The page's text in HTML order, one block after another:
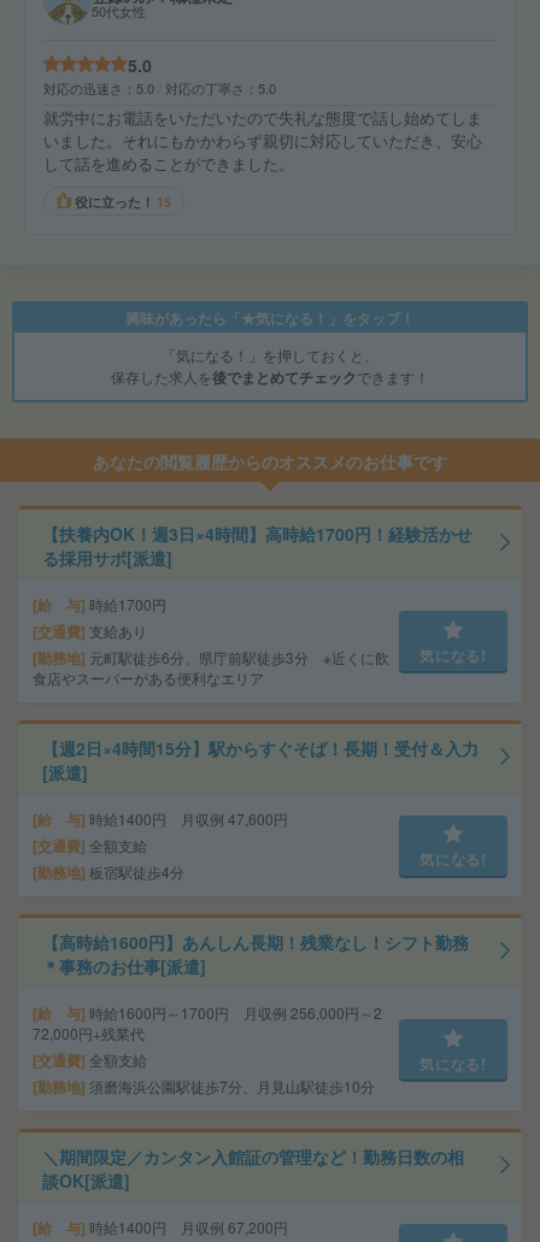
50代女性
5.0
対応の迅速さ 5.0 対応の丁寧さ 5.0
就労中にお電話をいただいたので失礼な態度で話し始めてしま
いました。それにもかかわらず親切に対応していただき、安心
して話を進めることができました。
役に立った！ 15
興味があったら「★気になる！」をタップ！
「気になる！」を押しておくと、
保存した求人を後でまとめてチェックできます！
あなたの閲覧履歴からのオススメのお仕事です
【扶養内OK！週3日×4時間】高時給1700円！経験活かせ
る採用サポ[派遣]
給 与 時給1700円
交通費 支給あり
勤務地 元町駅徒歩6分、県庁前駅徒歩3分 ※近くに飲
食店やスーパーがある便利なエリア
気になる!
【週2日×4時間15分】駅からすぐそば！長期！受付＆入力
[派遣]
給 与 時給1400円 月収例 47,600円
交通費 全額支給
勤務地 板宿駅徒歩4分
気になる!
【高時給1600円】あんしん長期！残業なし！シフト勤務
＊事務のお仕事[派遣]
給 与 時給1600円～1700円 月収例 256,000円～2
72,000円+残業代
交通費 全額支給
勤務地 須磨海浜公園駅徒歩7分、月見山駅徒歩10分
気になる!
＼期間限定／カンタン入館証の管理など！勤務日数の相
談OK[派遣]
給 与 時給1400円 月収例 67,200円